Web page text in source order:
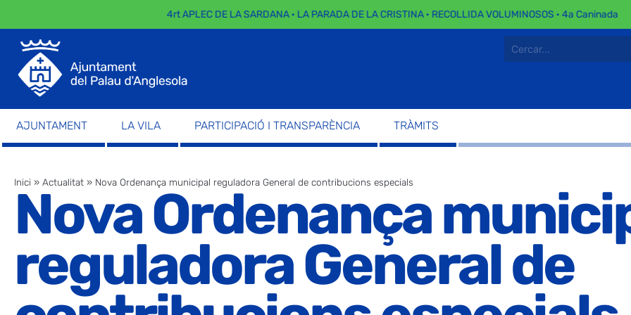
4rt APLEC DE LA SARDANA · LA PARADA DE LA CRISTINA · RECOLLIDA VOLUMINOSOS · 4a Caninada
AJUNTAMENT LA VILA PARTICIPACIÓ I TRANSPARÈNCIA TRÀMITS
Inici » Actualitat » Nova Ordenança municipal reguladora General de contribucions especials
Nova Ordenança
reguladora General de